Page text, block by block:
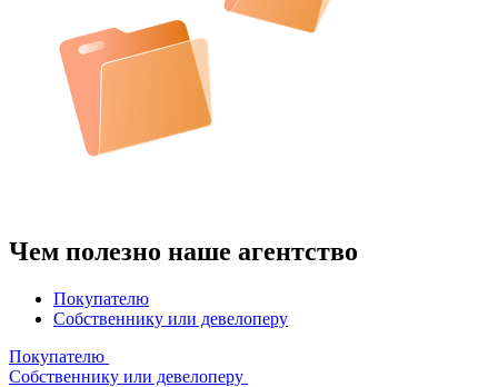
Чем полезно наше агентство
Покупателю
Собственнику или девелоперу
Покупателю
Собственнику или девелоперу